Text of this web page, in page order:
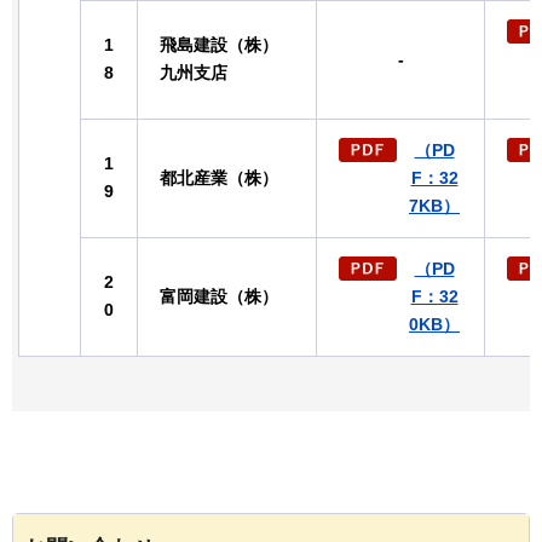
1
8
飛島建設（株）
九州支店
-
1
9
都北産業（株）
（PD
F：32
7KB）
2
0
富岡建設（株）
（PD
F：32
0KB）